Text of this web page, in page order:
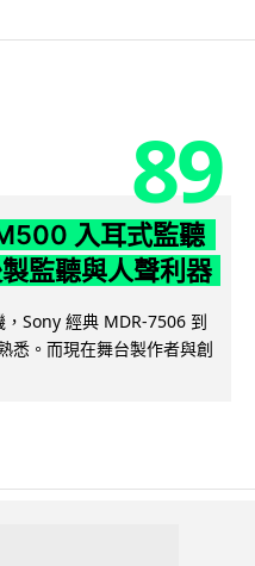
89
入耳式監聽
監聽與人聲利器
Sony 經典 MDR-7506 到
悉。而現在舞台製作者與創